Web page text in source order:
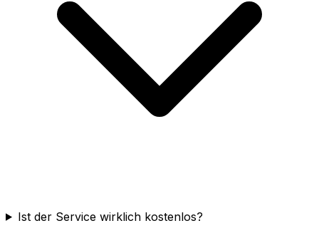
Ist der Service wirklich kostenlos?